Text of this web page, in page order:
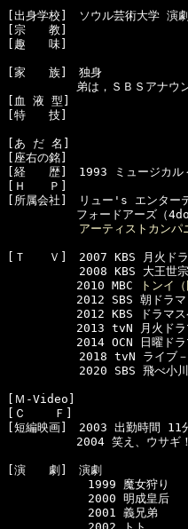
[出身学校]　ソウル芸術大学 演
[宗　　教]
[趣　　味]
[家　　族]　独身
弟は，ＳＢＳアナウンサ
[血 液 型]
[特　　技]
[あ だ 名]
[座右の銘]
[経　　歴]　1993 ミュージカル
[Ｈ　　Ｐ]
[所属会社]　リュー's エンター
フォードアーズ（4doors
アーティストカンパ
[Ｔ　　Ｖ]　2007 KBS 月火ド
  　　　　　2008 KBS 大王世宗
2010 MBC
トンイ（
2012 SBS 朝ドラマ あな
2012 KBS ドラマスペシ
2013 tvN 月火ドラ
2014 OCN 日曜ドラマ お
　　　　　2018 tvN ライブ－
　　　　　2020 SBS 飛べ小川
[Ｍ-Video]
[Ｃ    Ｆ]
[短編映画]　2003 出勤時間 11
2004 笑え、ウサギ！
[演　　劇]　演劇
1999 魔女狩り
2000 明成皇后
2001 義兄弟